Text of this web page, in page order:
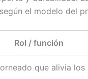
el modelo del
Rol / función
que alivia los